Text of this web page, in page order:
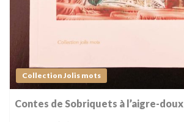
Collection Jolis mots
Contes de Sobriquets à l’aigre-doux